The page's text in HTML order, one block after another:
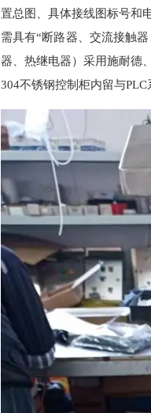
置总图、具体接线图标号和
需具有“断路器、交流接触
器、热继电器）采用施耐德、
304不锈钢控制柜内留与PLC